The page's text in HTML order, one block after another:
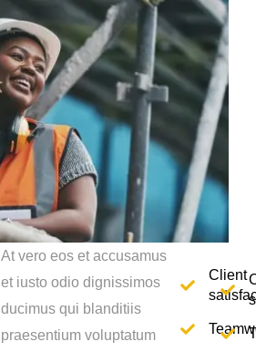
At vero eos et accusamus
et iusto odio dignissimos
ducimus qui blanditiis
praesentium voluptatum
Client